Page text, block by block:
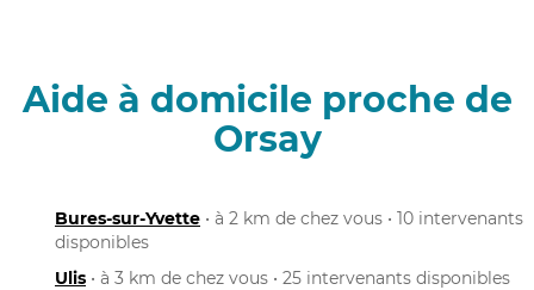
Aide à domicile proche de
Orsay
Bures-sur-Yvette • à 2 km de chez vous • 10 intervenants
disponibles
Ulis • à 3 km de chez vous • 25 intervenants disponibles